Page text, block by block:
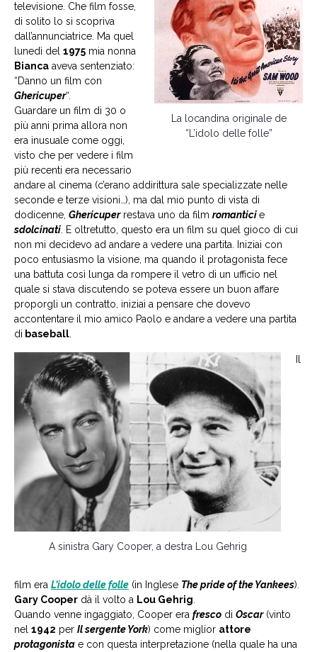
La locandina originale de
“L’idolo delle folle”
televisione. Che film fosse,
di solito lo si scopriva
dall’annunciatrice. Ma quel
lunedì del 1975 mia nonna
Bianca aveva sentenziato:
“Danno un film con
Ghericuper“.
Guardare un film di 30 o
più anni prima allora non
era inusuale come oggi,
visto che per vedere i film
più recenti era necessario
andare al cinema (c’erano addirittura sale specializzate nelle
seconde e terze visioni…), ma dal mio punto di vista di
dodicenne, Ghericuperrestava uno da film romanticie
sdolcinati . E oltretutto, questo era un film su quel gioco di cui
non mi decidevo ad andare a vedere una partita. Iniziai con
poco entusiasmo la visione, ma quando il protagonista fece
una battuta così lunga da rompere il vetro di un ufficio nel
quale si stava discutendo se poteva essere un buon affare
proporgli un contratto, iniziai a pensare che dovevo
accontentare il mio amico Paolo e andare a vedere una partita
di baseball
A sinistra Gary Cooper, a destra Lou Gehrig
film era L’idolo delle folle (in Inglese The pride of the Yankees).
Gary Cooper dà il volto a Lou Gehrig
Quando venne ingaggiato, Cooper era fresco di Oscar(vinto
nel 1942 per Il sergente York) come miglior attore
protagonista e con questa interpretazione (nella quale ha una